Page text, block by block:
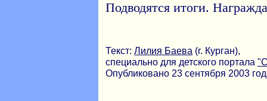
Подводятся итоги.
Текст: Лилия Баева (г. Курган),
специально для детского портала
Опубликовано 23 сентября 2003